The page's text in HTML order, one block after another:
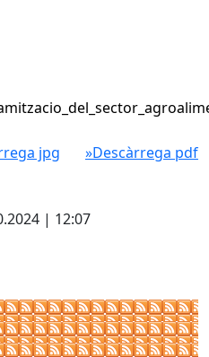
jpg »Descàrrega pdf
| 12:07